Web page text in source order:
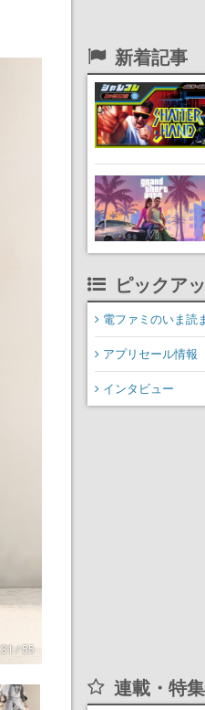
31 / 55
新着記事
ピックア
電ファミのいま読
アプリセール情報
インタビュー
連載・特